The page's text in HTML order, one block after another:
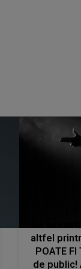
altfel
POATE FI
de public!